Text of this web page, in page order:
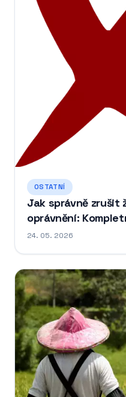
OSTATNÍ
Jak správně zrušit
oprávnění:
24. 05. 2026